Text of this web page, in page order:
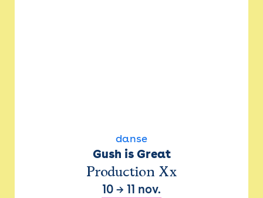
danse
Gush is Great
Production Xx
10 → 11 nov.